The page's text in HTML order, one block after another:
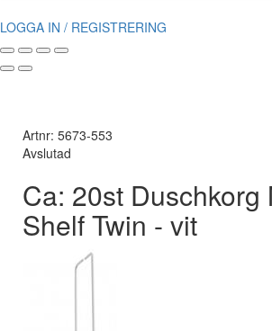
LOGGA IN / REGISTRERING
Artnr: 5673-553
Avslutad
Ca: 20st Duschkorg
Shelf Twin - vit